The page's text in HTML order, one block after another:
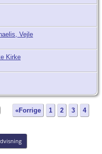
Vejle
Kirke
«Forrige 1 2 3
4